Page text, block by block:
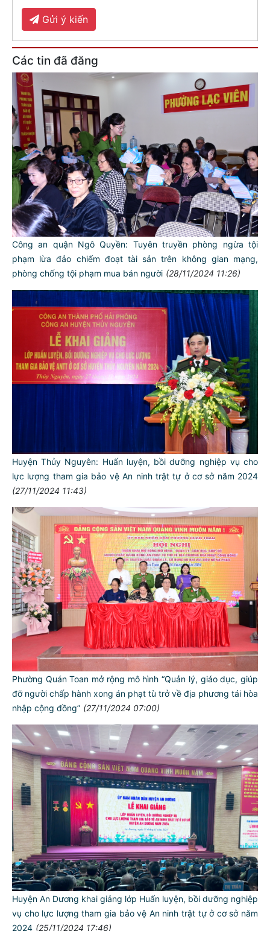
Gửi ý kiến
Các tin đã đăng
Công an quận Ngô Quyền: Tuyên truyền phòng ngừa tội
phạm lừa đảo chiếm đoạt tài sản trên không gian mạng,
phòng chống tội phạm mua bán người (28/11/2024 11:26)
Huyện Thủy Nguyên: Huấn luyện, bồi dưỡng nghiệp vụ cho
lực lượng tham gia bảo vệ An ninh trật tự ở cơ sở năm 2024
(27/11/2024 11:43)
Phường Quán Toan mở rộng mô hình “Quản lý, giáo dục, giúp
đỡ người chấp hành xong án phạt tù trở về địa phương tái hòa
nhập cộng đồng” (27/11/2024 07:00)
Huyện An Dương khai giảng lớp Huấn luyện, bồi dưỡng nghiệp
vụ cho lực lượng tham gia bảo vệ An ninh trật tự ở cơ sở năm
2024 (25/11/2024 17:46)